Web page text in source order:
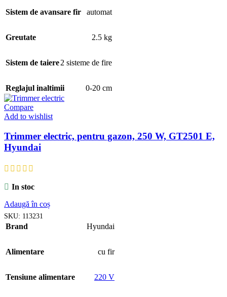
Sistem de avansare fir automat
Greutate 2.5 kg
Sistem de taiere2 sisteme de fire
Reglajul inaltimii 0-20 cm
Compare
Add to wishlist
Trimmer electric, pentru gazon, 250 W, GT2501 E,
Hyundai
In stoc
Adaugă în coș
SKU: 113231
Brand Hyundai
Alimentare cu fir
Tensiune alimentare 220 V